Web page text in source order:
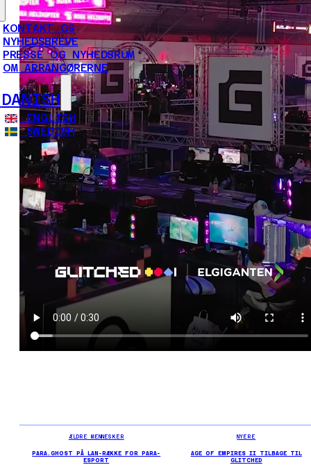
KONTAKT OS
NYHEDSBREVE
PRESSE OG NYHEDSRUM
OM ARRANGØRERNE
DANISH
ENGLISH
SWEDISH
ÆLDRE MENNESKER
PARA.GHOST PÅ LAN-RÆKKE FOR PARA-
ESPORT
NYERE
AGE OF EMPIRES II TILBAGE TIL
GLITCHED